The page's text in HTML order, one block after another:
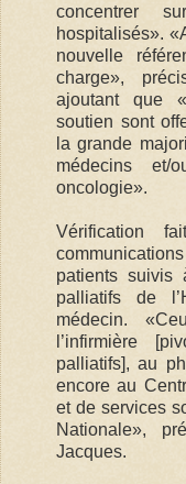
concentrer
hospitalisés».
nouvelle
charge»,
ajoutant que
soutien sont
la grande
médecins et/
oncologie».
Vérification
patients suivis
palliatifs de
médecin.
l’infirmière
palliatifs], au
encore au
et de services
Nationale»,
Jacques.